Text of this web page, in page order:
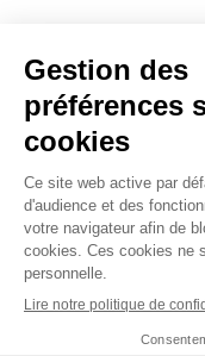
Inscrivez-vous à
l’Agence du